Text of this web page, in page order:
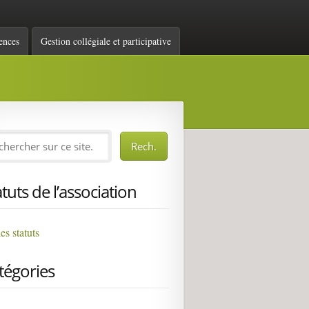
Gestion collégiale et participative
de l’association
statuts